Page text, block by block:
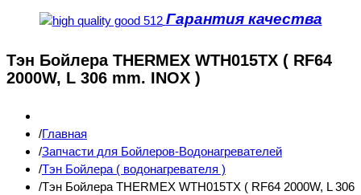
Гарантия качества
Тэн Бойлера THERMEX WTH015TX ( RF64
2000W, L 306 mm. INOX )
Главная
Запчасти для Бойлеров-Водонагревателей
Тэн Бойлера ( водонагревателя )
Тэн Бойлера THERMEX WTH015TX ( RF64 2000W, L 306